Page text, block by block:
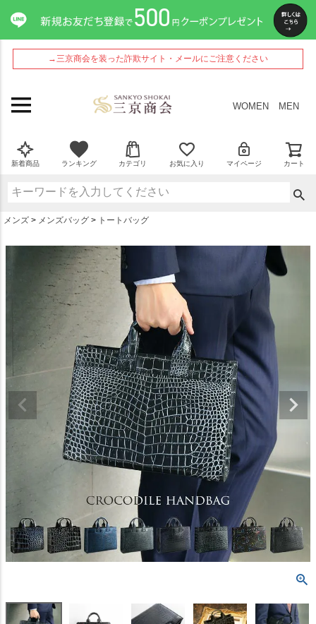
→三京商会を装った詐欺サイト・メールにご注意ください
WOMEN MEN
新着商品 ランキング カテゴリ お気に入り マイページ カート
メンズ メンズバッグ トートバッグ
ペー
ジト
ップ
へ